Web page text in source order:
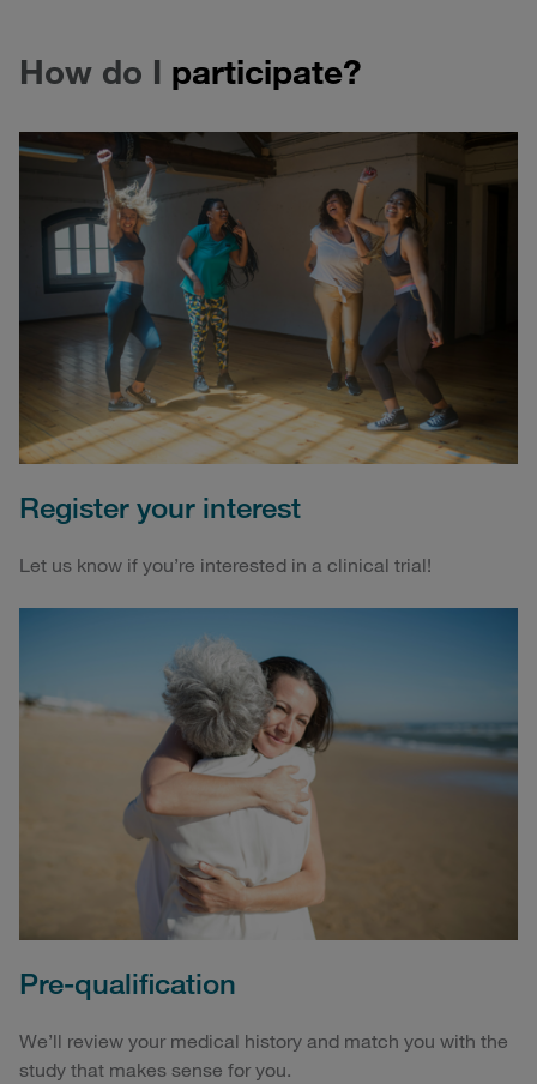
How do I participate?
Register your interest
Let us know if you’re interested in a clinical trial!
Pre-qualification
We’ll review your medical history and match you with the
study that makes sense for you.